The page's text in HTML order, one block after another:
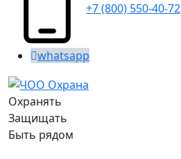
+7 (800) 550-40-72
whatsapp
Охранять
Защищать
Быть рядом